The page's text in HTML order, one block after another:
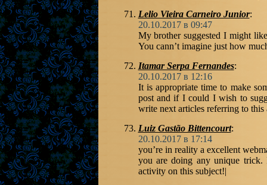
Lelio Vieira Carneiro Junior:
20.10.2017 в 09:47
My brother suggested I might
You cann’t imagine just how
Itamar Serpa Fernandes:
20.10.2017 в 12:16
It is appropriate time to make
post and if I could I wish to
write next articles referring to
Luiz Gastão Bittencourt:
20.10.2017 в 17:14
you’re in reality a excellent
you are doing any unique trick.
activity on this subject!|